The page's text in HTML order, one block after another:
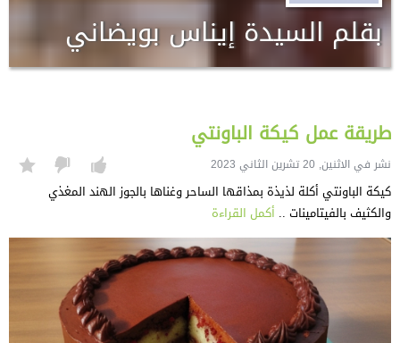
بقلم السيدة إيناس بويضاني
طريقة عمل كيكة الباونتي
نشر في الاثنين, 20 تشرين الثاني 2023
كيكة الباونتي أكلة لذيذة بمذاقها الساحر وغناها بالجوز الهند المغذي
والكثيف بالفيتامينات .. أكمل القراءة